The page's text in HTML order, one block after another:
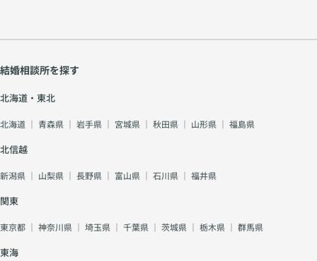
結婚相談所を探す
北海道・東北
北海道 ｜ 青森県 ｜ 岩手県 ｜ 宮城県 ｜ 秋田県 ｜ 山形県 ｜ 福島県
北信越
新潟県 ｜ 山梨県 ｜ 長野県 ｜ 富山県 ｜ 石川県 ｜ 福井県
関東
東京都 ｜ 神奈川県 ｜ 埼玉県 ｜ 千葉県 ｜ 茨城県 ｜ 栃木県 ｜ 群馬県
東海